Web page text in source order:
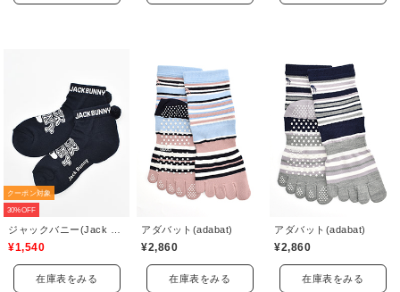
クーポン対象
30%OFF
¥1,540
在庫表をみる
アダバット(adabat)
¥2,860
在庫表をみる
アダバット(adabat)
¥2,860
在庫表をみる